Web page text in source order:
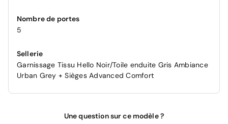
Nombre de portes
5
Sellerie
Garnissage Tissu Hello Noir/Toile enduite Gris Ambiance
Urban Grey + Sièges Advanced Comfort
Une question sur ce modèle ?